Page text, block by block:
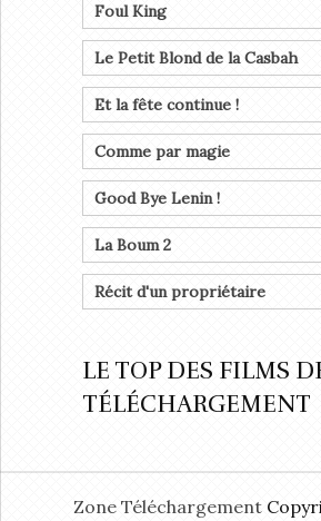
Foul King
Le Petit Blond de la Casbah
Et la fête continue !
Comme par magie
Good Bye Lenin !
La Boum 2
Récit d'un propriétaire
LE TOP DES FILMS
TÉLÉCHARGEMENT
Zone Téléchargement